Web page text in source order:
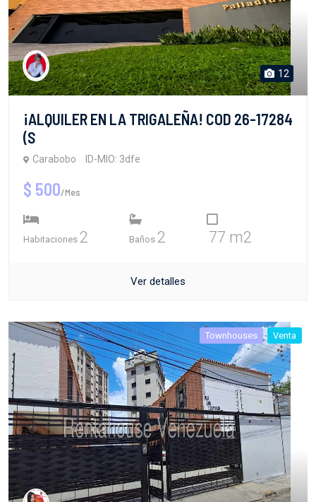
12
¡ALQUILER EN LA TRIGALEÑA! COD 26-17284
(S
Carabobo ID-MIO: 3dfe
$ 500/Mes
Habitaciones 2 Baños 2 77 m2
Ver detalles
Townhouses Venta